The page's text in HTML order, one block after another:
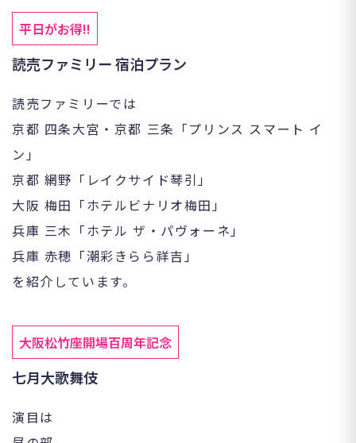
平日がお得!!
読売ファミリー 宿泊プラン
読売ファミリーでは
京都 四条大宮・京都 三条「プリンス スマート イ
ン」
京都 網野「レイクサイド琴引」
大阪 梅田「ホテルビナリオ梅田」
兵庫 三木「ホテル ザ・パヴォーネ」
兵庫 赤穂「潮彩きらら祥吉」
を紹介しています。
大阪松竹座開場百周年記念
七月大歌舞伎
演目は